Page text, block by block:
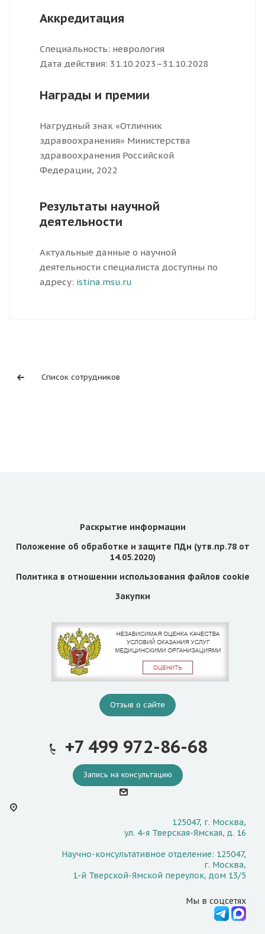
Аккредитация
Специальность: неврология
Дата действия: 31.10.2023–31.10.2028
Награды и премии
Нагрудный знак «Отличник
здравоохранения» Министерства
здравоохранения Российской
Федерации, 2022
Результаты научной
деятельности
Актуальные данные о научной
деятельности специалиста доступны по
адресу: istina.msu.ru
Список сотрудников
Раскрытие информации
Положение об обработке и защите ПДн (утв.пр.78 от
14.05.2020)
Политика в отношении использования файлов cookie
Закупки
Отзыв о сайте
+7 499 972-86-68
Запись на консультацию
125047, г. Москва,
ул. 4-я Тверская-Ямская, д. 16
Научно-консультативное отделение: 125047,
г. Москва,
1-й Тверской-Ямской переулок, дом 13/5
Мы в соцсетях